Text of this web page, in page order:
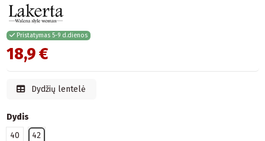
Pristatymas 5-9 d.dienos
18,9 €
Dydžių lentelė
Dydis
40
42